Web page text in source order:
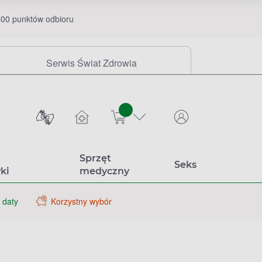
punktów odbioru
Serwis Świat Zdrowia
sztuk
Sprzęt
medyczny
Seks
daty Korzystny wybór